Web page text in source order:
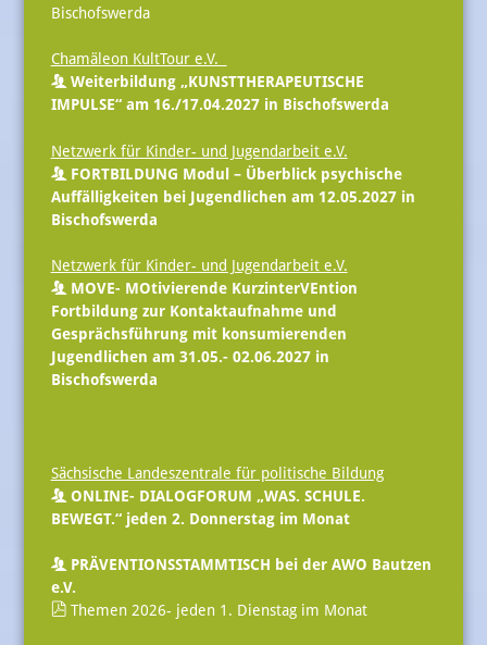
Bischofswerda
Chamäleon KultTour e.V.
Weiterbildung „KUNSTTHERAPEUTISCHE
IMPULSE“ am 16./17.04.2027 in Bischofswerda
Netzwerk für Kinder- und Jugendarbeit e.V.
FORTBILDUNG Modul – Überblick psychische
Auffälligkeiten bei Jugendlichen am 12.05.2027 in
Bischofswerda
Netzwerk für Kinder- und Jugendarbeit e.V.
MOVE- MOtivierende KurzinterVEntion
Fortbildung zur Kontaktaufnahme und
Gesprächsführung mit konsumierenden
Jugendlichen am 31.05.- 02.06.2027 in
Bischofswerda
Sächsische Landeszentrale für politische Bildung
ONLINE- DIALOGFORUM „WAS. SCHULE.
BEWEGT.“ jeden 2. Donnerstag im Monat
PRÄVENTIONSSTAMMTISCH bei der AWO Bautzen
e.V.
Themen 2026- jeden 1. Dienstag im Monat